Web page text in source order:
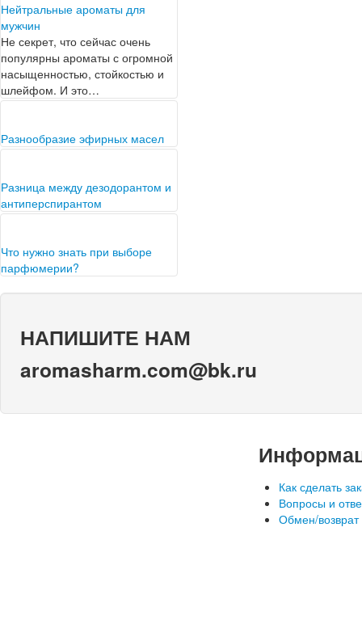
Нейтральные ароматы для
мужчин
Не секрет, что сейчас очень
популярны ароматы с огромной
насыщенностью, стойкостью и
шлейфом. И это…
Разнообразие эфирных масел
Эфирное масло является
производится из растений,
корней, стеблей и цветов. В
основном,…
Разница между дезодорантом и
антиперспирантом
Секреция пота является
процессом, который для
организма человека имеет
Что нужно знать при выборе
парфюмерии?
изысканного образа. По
аромату,…
НАПИШИТЕ НАМ
aromasharm.com@bk.ru
Как сделать
Вопросы и
Обмен/возврат